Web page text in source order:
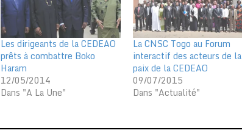
Les dirigeants de la CEDEAO
prêts à combattre Boko
Haram
12/05/2014
Dans "A La Une"
La CNSC Togo au Forum
interactif des acteurs de la
paix de la CEDEAO
09/07/2015
Dans "Actualité"